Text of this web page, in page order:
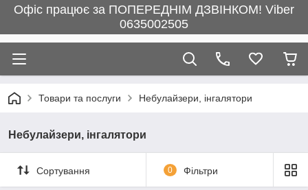
Офіс працює за ПОПЕРЕДНІМ ДЗВІНКОМ! Viber
0635002505
Товари та послуги Небулайзери, інгалятори
Небулайзери, інгалятори
Сортування 0 Фільтри